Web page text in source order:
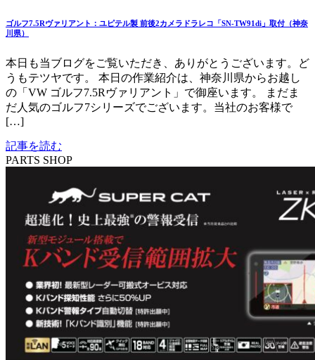
ゴルフ7.5Rヴァリアント：ユピテル製 前後2カメラドラレコ「SN-TW91di」取付（神奈
川県）
本日も当ブログをご覧いただき、ありがとうございます。ど
うもテツヤです。 本日の作業紹介は、神奈川県からお越し
の「VW ゴルフ7.5Rヴァリアント」で御座います。 まだま
だ人気のゴルフ7シリーズでございます。当社のお客様で
[…]
記事を読む
PARTS SHOP